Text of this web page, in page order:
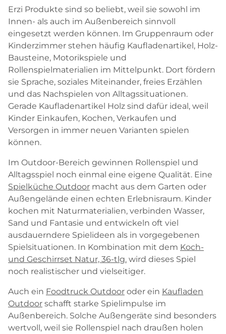
Erzi Produkte sind so beliebt, weil sie sowohl im
Innen- als auch im Außenbereich sinnvoll
eingesetzt werden können. Im Gruppenraum oder
Kinderzimmer stehen häufig Kaufladenartikel, Holz-
Bausteine, Motorikspiele und
Rollenspielmaterialien im Mittelpunkt. Dort fördern
sie Sprache, soziales Miteinander, freies Erzählen
und das Nachspielen von Alltagssituationen.
Gerade Kaufladenartikel Holz sind dafür ideal, weil
Kinder Einkaufen, Kochen, Verkaufen und
Versorgen in immer neuen Varianten spielen
können.
Im Outdoor-Bereich gewinnen Rollenspiel und
Alltagsspiel noch einmal eine eigene Qualität. Eine
Spielküche Outdoor macht aus dem Garten oder
Außengelände einen echten Erlebnisraum. Kinder
kochen mit Naturmaterialien, verbinden Wasser,
Sand und Fantasie und entwickeln oft viel
ausdauerndere Spielideen als in vorgegebenen
Spielsituationen. In Kombination mit dem Koch-
und Geschirrset Natur, 36-tlg. wird dieses Spiel
noch realistischer und vielseitiger.
Auch ein Foodtruck Outdoor oder ein Kaufladen
Outdoor schafft starke Spielimpulse im
Außenbereich. Solche Außengeräte sind besonders
wertvoll, weil sie Rollenspiel nach draußen holen